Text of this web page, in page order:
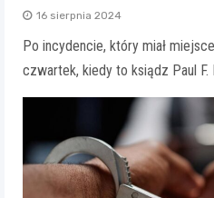
16 sierpnia 2024
Po incydencie, który miał
czwartek, kiedy to ksiądz Paul F.